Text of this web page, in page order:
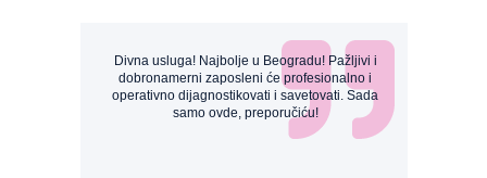
Divna usluga! Najbolje u Beogradu! Pažljivi i
dobronamerni zaposleni će profesionalno i
operativno dijagnostikovati i savetovati. Sada
samo ovde, preporučiću!